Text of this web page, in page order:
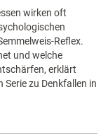
wirken oft
Reflex.
und welche
erklärt
zu Denkfallen in